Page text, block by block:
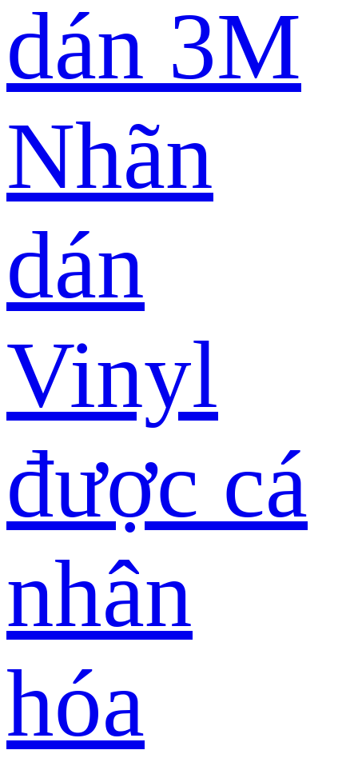
dán 3M
Nhãn
dán
Vinyl
được cá
nhân
hóa